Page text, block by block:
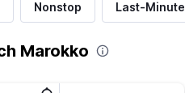
Nonstop Last-Minute
Marokko